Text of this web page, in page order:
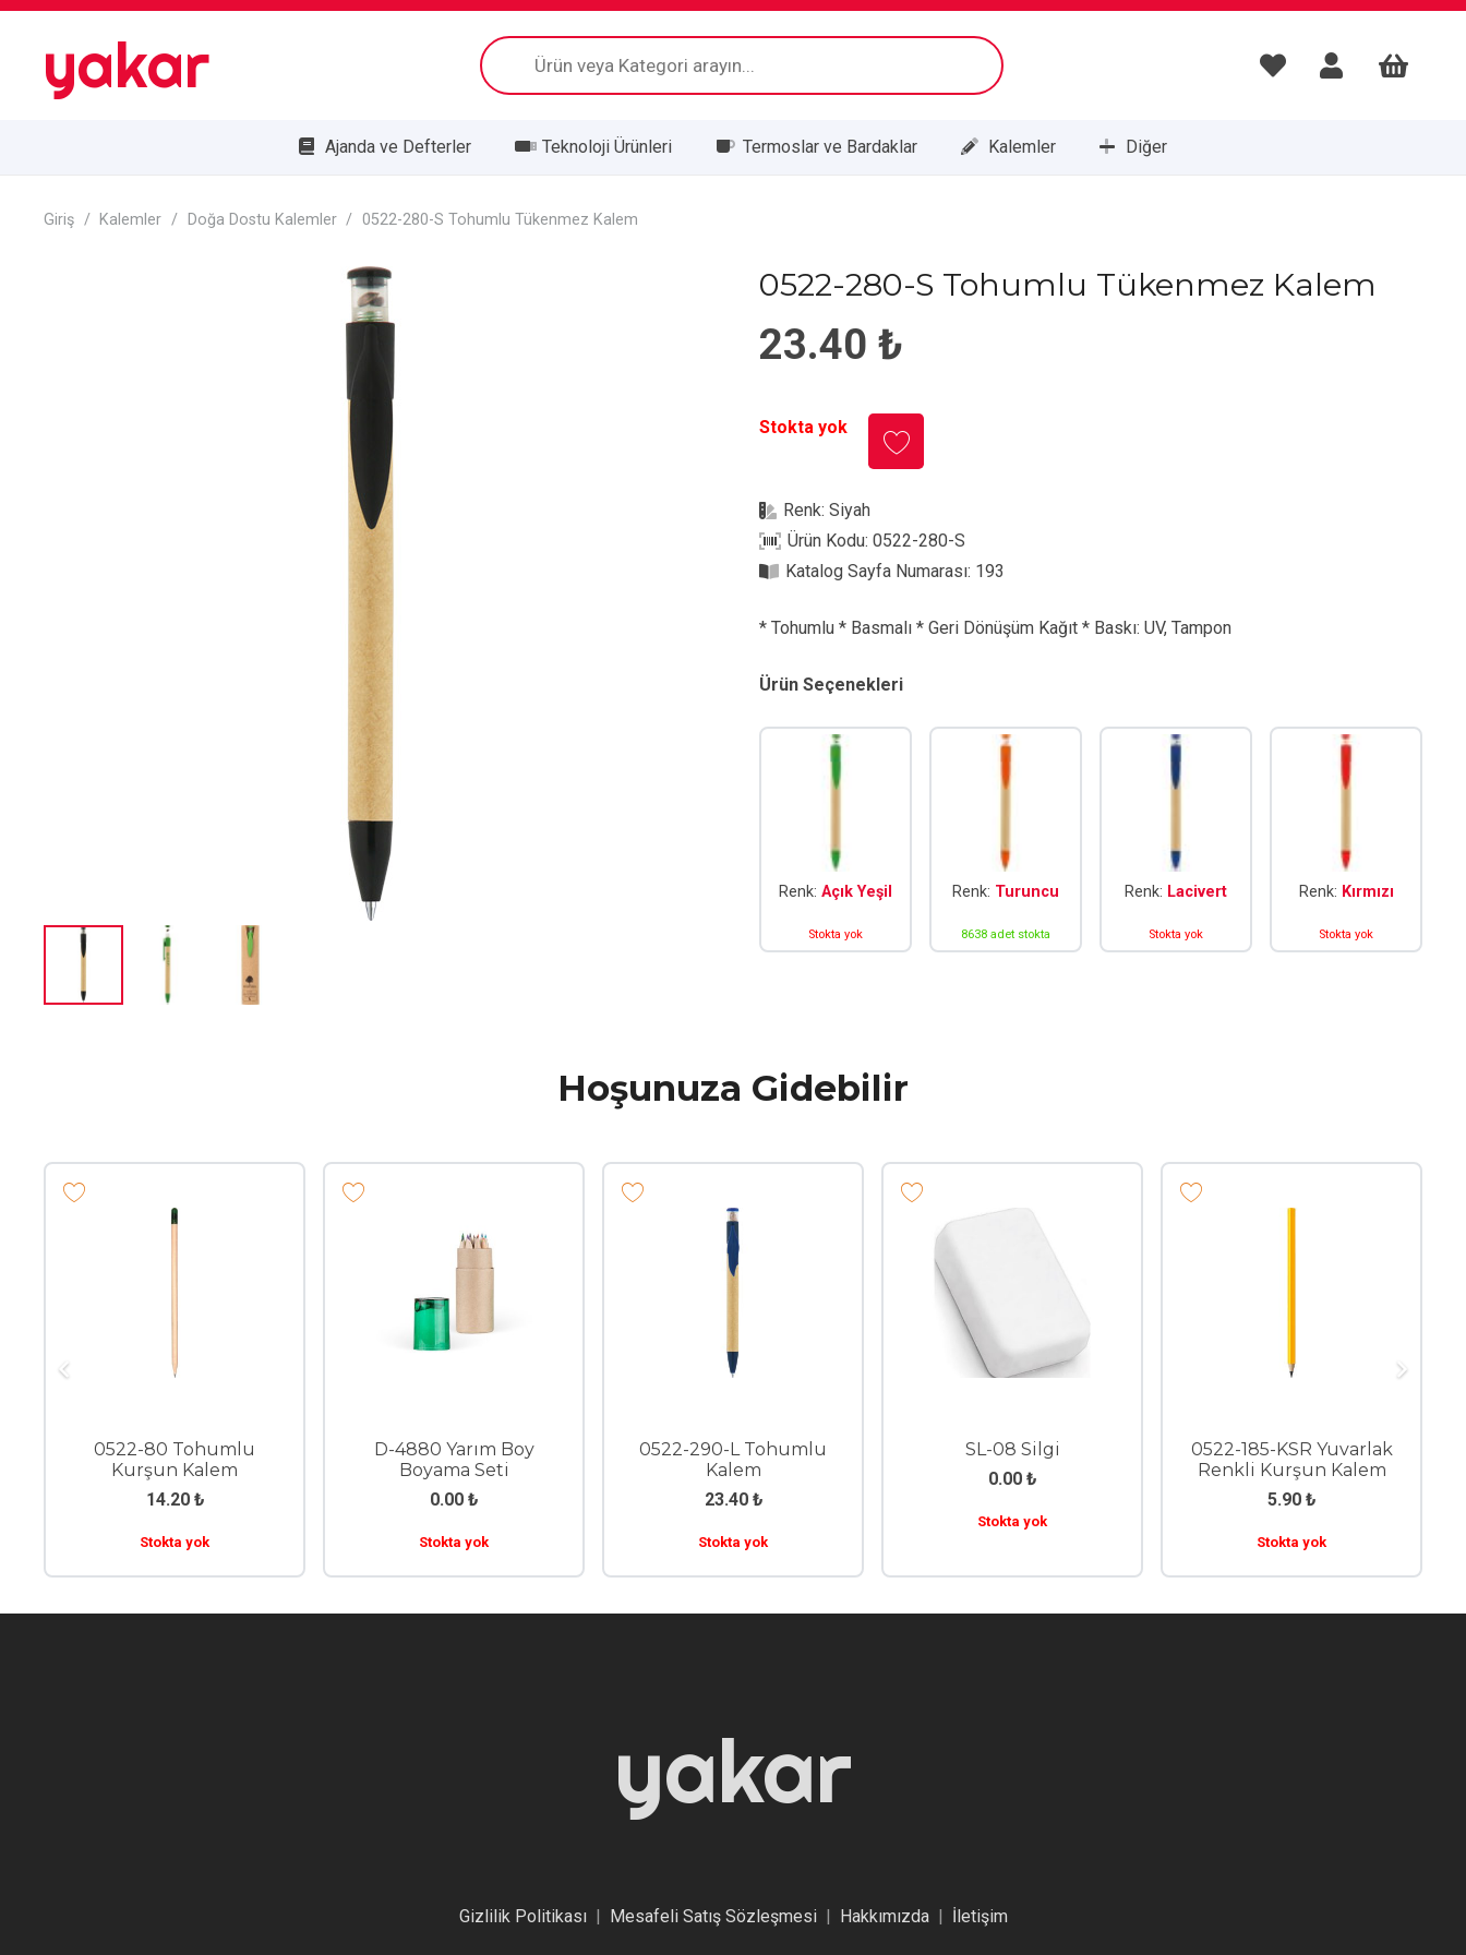
yakar
Products
search
Ajanda ve Defterler Teknoloji Ürünleri Termoslar ve Bardaklar Kalemler Diğer
Giriş / Kalemler / Doğa Dostu Kalemler / 0522-280-S Tohumlu Tükenmez Kalem
0522-280-S Tohumlu Tükenmez Kalem
23.40 ₺
Stokta yok
Renk:Siyah
Ürün Kodu:0522-280-S
Katalog Sayfa Numarası: 193
* Tohumlu * Basmalı * Geri Dönüşüm Kağıt * Baskı: UV, Tampon
Ürün Seçenekleri
Renk: Açık Yeşil
Stokta yok
Renk: Turuncu
8638 adet stokta
Renk: Lacivert
Stokta yok
Renk: Kırmızı
Stokta yok
Hoşunuza Gidebilir
0522-80 Tohumlu
Kurşun Kalem
14.20 ₺
Stokta yok
D-4880 Yarım Boy
Boyama Seti
0.00 ₺
Stokta yok
0522-290-L Tohumlu
Kalem
23.40 ₺
Stokta yok
SL-08 Silgi
0.00 ₺
Stokta yok
0522-185-KSR Yuvarlak
Renkli Kurşun Kalem
5.90 ₺
Stokta yok
yakar
Gizlilik Politikası| Mesafeli Satış Sözleşmesi| Hakkımızda| İletişim